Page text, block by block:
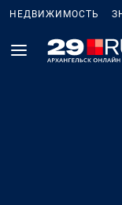
НЕДВИЖИМОСТЬ